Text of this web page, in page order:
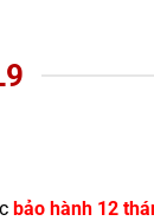
bảo hành 12